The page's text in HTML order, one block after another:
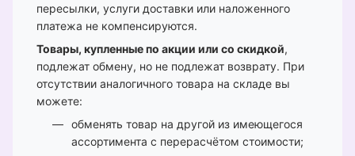
пересылки, услуги доставки или наложенного
платежа не компенсируются.
Товары, купленные по акции или со скидкой,
подлежат обмену, но не подлежат возврату. При
отсутствии аналогичного товара на складе вы
можете:
обменять товар на другой из имеющегося
ассортимента с перерасчётом стоимости;